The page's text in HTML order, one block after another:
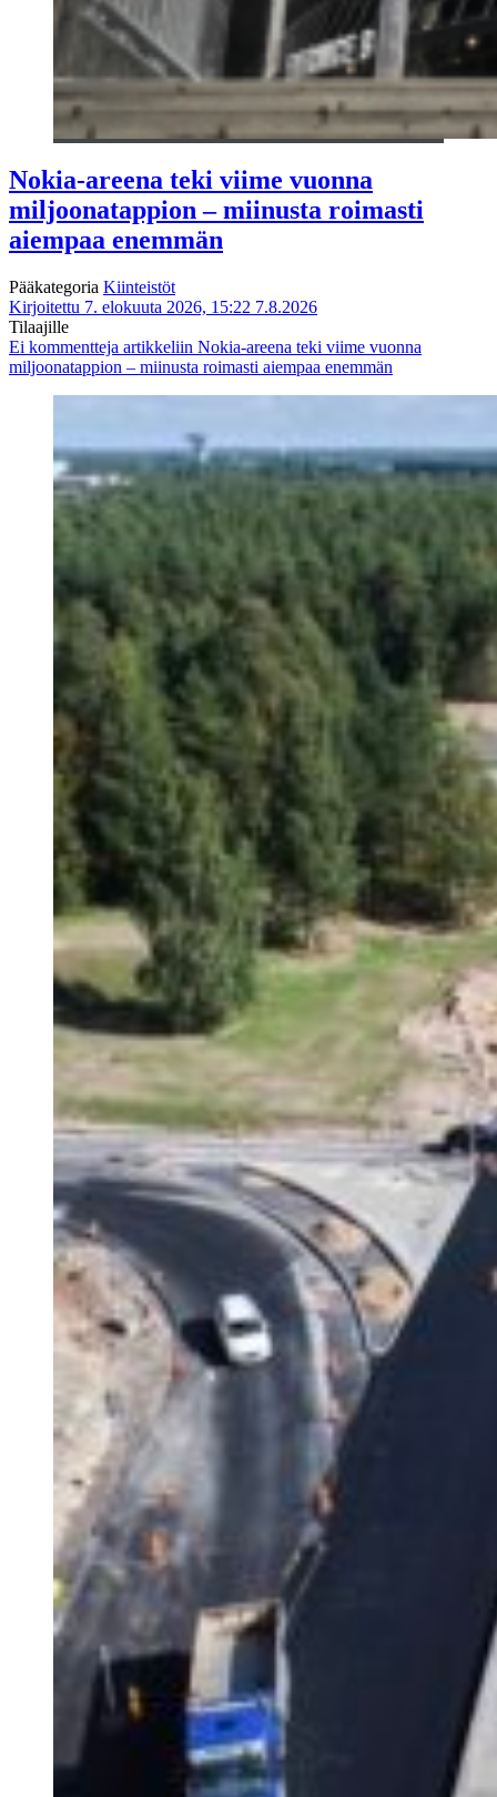
Nokia-areena teki viime vuonna
miljoonatappion – miinusta roimasti
aiempaa enemmän
Pääkategoria Kiinteistöt
Kirjoitettu 7. elokuuta 2026, 15:22 7.8.2026
Tilaajille
Ei kommentteja artikkeliin Nokia-areena teki viime vuonna
miljoonatappion – miinusta roimasti aiempaa enemmän